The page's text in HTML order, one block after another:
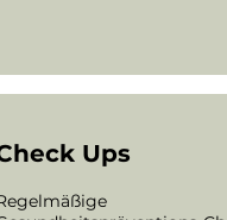
Ups